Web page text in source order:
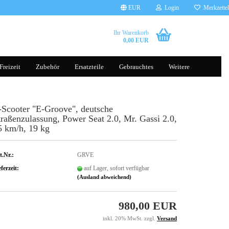
EUR Login Merkzettel
Ihr Warenkorb
0,00 EUR
Zubehör
Brillen
Handschuhe
Helme
Gepäcksysteme
Rucksäcke
Transporttaschen Balance
Silikonhüllen
Ersatzteile
Tauchscooter
Gebrauchtes Weitere
"E-Groove", deutsche
Power Seat 2.0, Mr. Gassi 2.0,
km/h, 19 kg
GRVE
auf Lager, sofort verfügbar
(Ausland abweichend)
980,00 EUR
inkl. 20% MwSt. zzgl. Versand